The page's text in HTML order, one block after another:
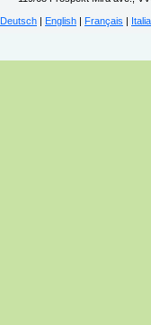
Deutsch English Français